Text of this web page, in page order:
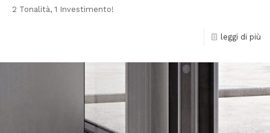
2 Tonalità, 1 Investimento!
leggi di più